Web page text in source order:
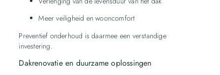
Meer veiligheid en wooncomfort
Preventief onderhoud is daarmee een verstandige
investering.
Dakrenovatie en duurzame oplossingen